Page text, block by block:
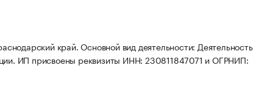
край. Основной вид деятельности: Деятельность
ИП присвоены реквизиты ИНН: 230811847071 и ОГРНИП: